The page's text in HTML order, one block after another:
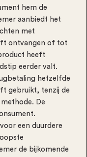
hem de
aanbiedt het
met
ontvangen of tot
heeft
eerder valt.
hetzelfde
gebruikt, tenzij de
De
een duurdere
de bijkomende